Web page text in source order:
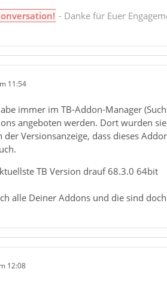
- Danke für Euer
11:54
immer im TB-Addon-Manager
angeboten werden. Dort wurden
der Versionsanzeige, dass dieses
TB Version drauf 68.3.0 64bit
alle Deiner Addons und die sind
12:08